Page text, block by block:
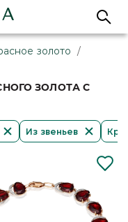
золото /
ЗОЛОТА С
Из звеньев